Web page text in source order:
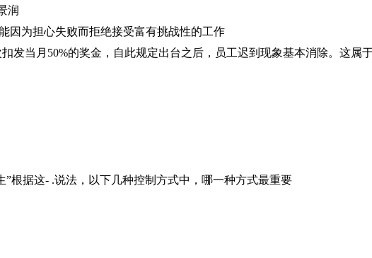
润
因为担心失败而拒绝接受富有挑战性的工作
发当月50%的奖金，自此规定出台之后，员工迟到现象基本消除。这属
”根据这- .说法，以下几种控制方式中，哪一种方式最重要